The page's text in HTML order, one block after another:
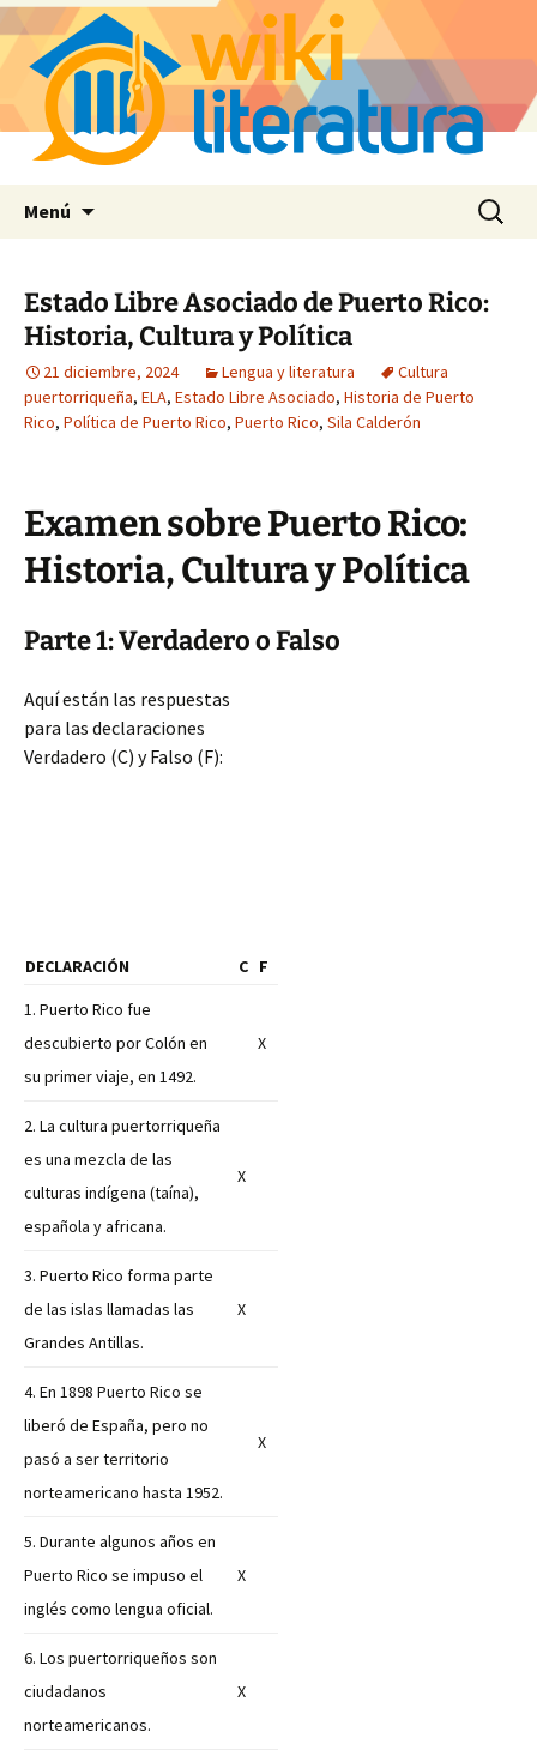
Menú Buscar:
Estado Libre Asociado de Puerto Rico:
Historia, Cultura y Política
21 diciembre, 2024 Lengua y literatura
Cultura
puertorriqueña, ELA, Estado Libre Asociado, Historia de Puerto
Rico, Política de Puerto Rico, Puerto Rico, Sila Calderón
Examen sobre Puerto Rico:
Historia, Cultura y Política
Parte 1: Verdadero o Falso
Aquí están las respuestas
para las declaraciones
Verdadero (C) y Falso (F):
DECLARACIÓN C F
1. Puerto Rico fue
descubierto por Colón en
su primer viaje, en 1492.
X
2. La cultura puertorriqueña
es una mezcla de las
culturas indígena (taína),
española y africana.
X
3. Puerto Rico forma parte
de las islas llamadas las
Grandes Antillas.
X
4. En 1898 Puerto Rico se
liberó de España, pero no
pasó a ser territorio
norteamericano hasta 1952.
X
5. Durante algunos años en
Puerto Rico se impuso el
inglés como lengua oficial.
X
6. Los puertorriqueños son
ciudadanos
norteamericanos.
X